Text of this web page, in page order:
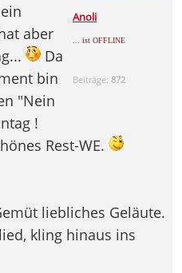
Anoli
... ist OFFLINE
Beiträge:872
aber
Da
bin
"Nein
!
Rest-WE.
liebliches Geläute.
kling hinaus ins